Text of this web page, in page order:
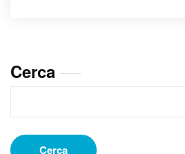
Cerca
Cerca